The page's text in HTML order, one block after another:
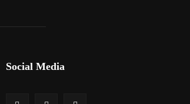
Social Media